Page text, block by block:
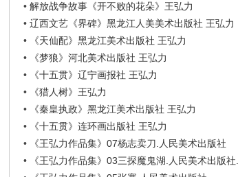
•解放战争故事《开不败的花朵》王弘力
•辽西文艺《界碑》黑龙江人美美术出版社 王弘力
•
《天仙配》黑龙江美术出版社 王弘力
•
《梦狼》河北美术出版社 王弘力
•
《十五贯》辽宁画报社 王弘力
•
《猎人树》王弘力
•
《秦皇执政》黑龙江美术出版社 王弘力
•
《十五贯》连环画出版社 王弘力
•
《王弘力作品集》07杨志卖刀.人民美术出版社
•
《王弘力作品集》03三探魔鬼湖.人民美术出版社.